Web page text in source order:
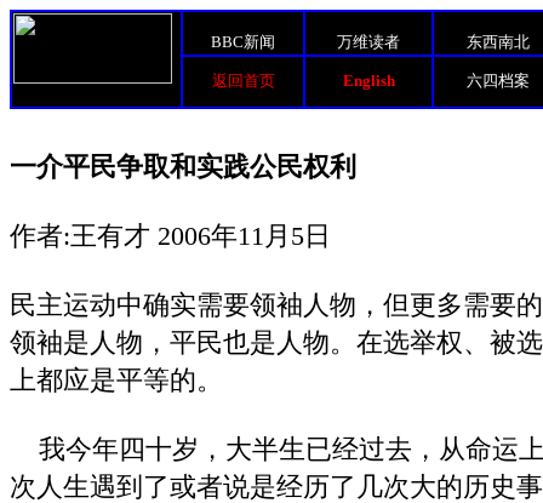
BBC新闻 万维读者 东西南北
返回首页 English 六四档案
一介平民争取和实践公民权利
作者:王有才 2006年11月5日
民主运动中确实需要领袖人物，但更多需要
领袖是人物，平民也是人物。在选举权、被
上都应是平等的。
我今年四十岁，大半生已经过去，从命运
次人生遇到了或者说是经历了几次大的历史